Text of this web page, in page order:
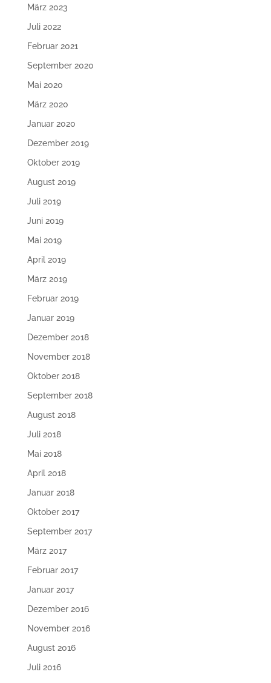
März 2023
Juli 2022
Februar 2021
September 2020
Mai 2020
März 2020
Januar 2020
Dezember 2019
Oktober 2019
August 2019
Juli 2019
Juni 2019
Mai 2019
April 2019
März 2019
Februar 2019
Januar 2019
Dezember 2018
November 2018
Oktober 2018
September 2018
August 2018
Juli 2018
Mai 2018
April 2018
Januar 2018
Oktober 2017
September 2017
März 2017
Februar 2017
Januar 2017
Dezember 2016
November 2016
August 2016
Juli 2016